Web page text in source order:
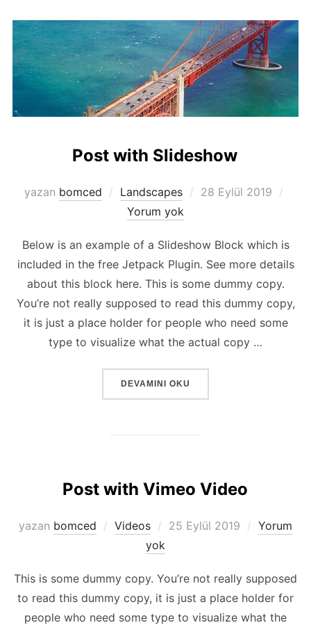
Post with Slideshow
yazan bomced Landscapes
Yayımlanma
28 Eylül 2019
Yorum yok
Below is an example of a Slideshow Block which is
included in the free Jetpack Plugin. See more details
about this block here. This is some dummy copy.
You’re not really supposed to read this dummy copy,
it is just a place holder for people who need some
type to visualize what the actual copy …
“POST WITH SLIDESHOW”
DEVAMINI OKU
Post with Vimeo Video
yazan bomced Videos
Yayımlanma
25 Eylül 2019
Yorum
yok
This is some dummy copy. You’re not really supposed
to read this dummy copy, it is just a place holder for
people who need some type to visualize what the